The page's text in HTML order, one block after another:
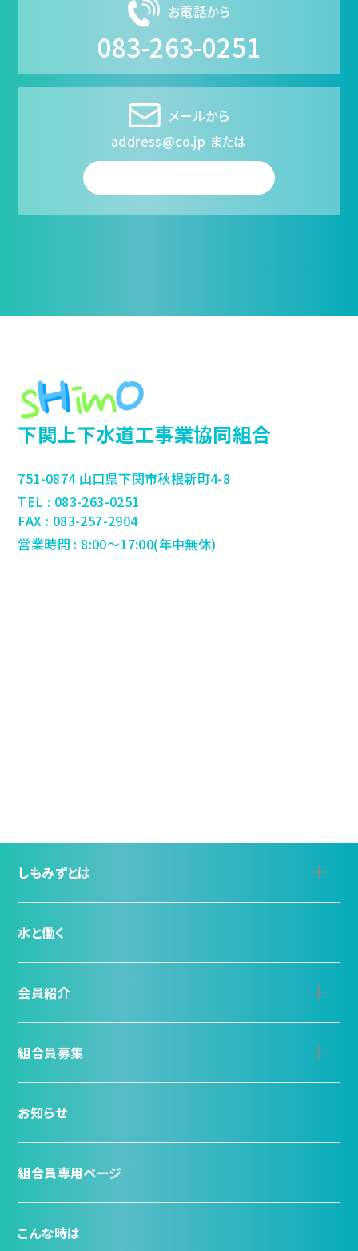
お電話から
083-263-0251
メールから
address@co.jp または
下関上下水道工事業協同組合
751-0874 山口県下関市秋根新町4-8
TEL : 083-263-0251
FAX : 083-257-2904
営業時間 : 8:00～17:00(年中無休)
しもみずとは
水と働く
会員紹介
組合員募集
お知らせ
組合員専用ページ
こんな時は